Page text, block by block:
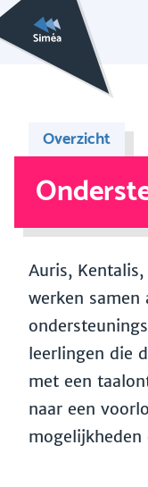
Overzicht
Auris,
werken samen
leerlingen die
met een
naar een